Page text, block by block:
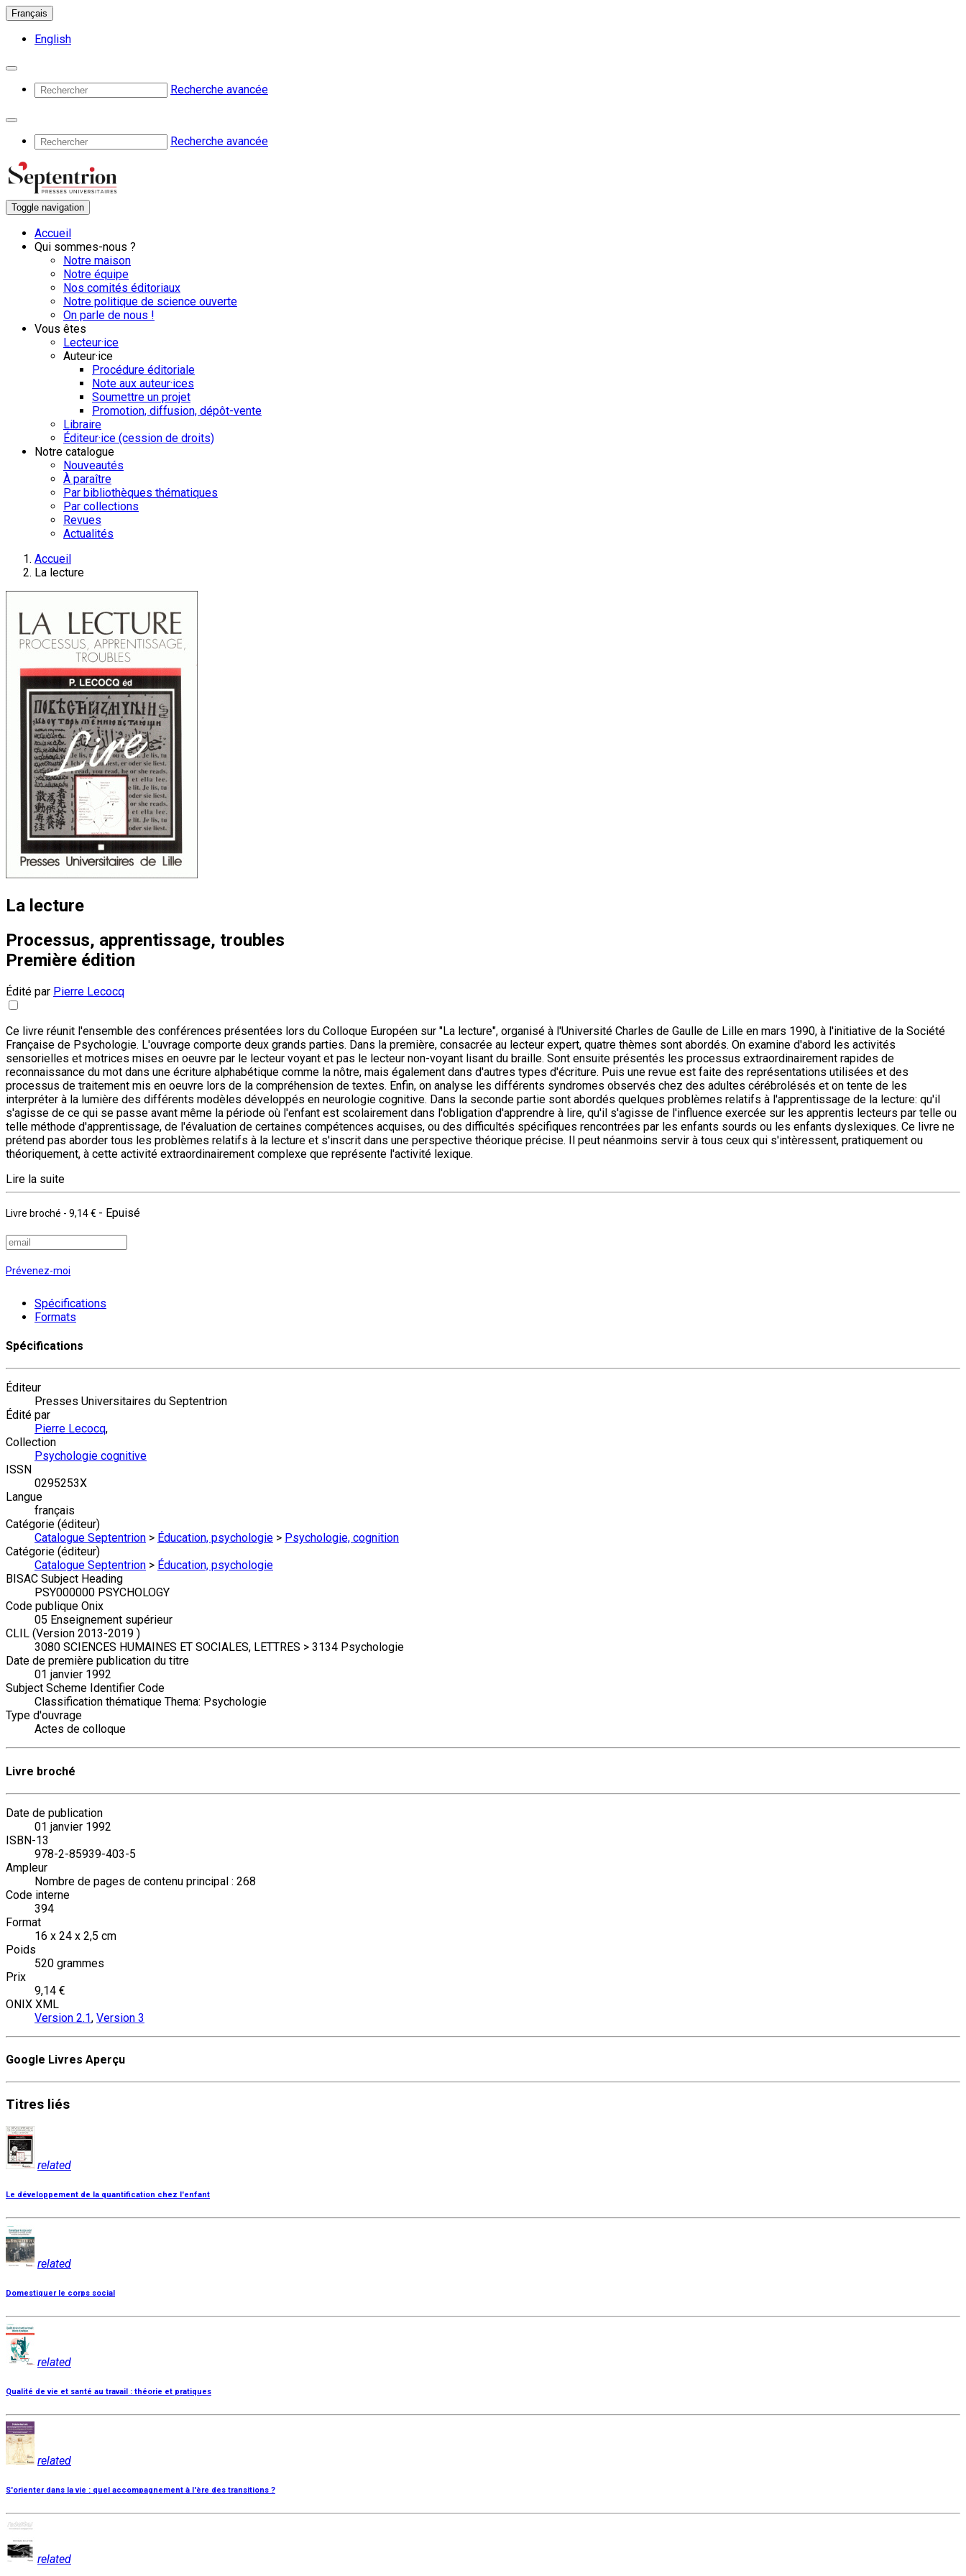
Français
English
Recherche avancée
Recherche avancée
Toggle navigation
Accueil
Qui sommes-nous ?
Notre maison
Notre équipe
Nos comités éditoriaux
Notre politique de science ouverte
On parle de nous !
Vous êtes
Lecteur·ice
Auteur·ice
Procédure éditoriale
Note aux auteur·ices
Soumettre un projet
Promotion, diffusion, dépôt-vente
Libraire
Éditeur·ice (cession de droits)
Notre catalogue
Nouveautés
À paraître
Par bibliothèques thématiques
Par collections
Revues
Actualités
Accueil
La lecture
La lecture
Processus, apprentissage, troubles
Première édition
Édité par Pierre Lecocq
Ce livre réunit l'ensemble des conférences présentées lors du Colloque Européen sur "La lecture", organisé à l'Université Charles de Gaulle de Lille en mars 1990, à l'initiative de la Société
Française de Psychologie. L'ouvrage comporte deux grands parties. Dans la première, consacrée au lecteur expert, quatre thèmes sont abordés. On examine d'abord les activités
sensorielles et motrices mises en oeuvre par le lecteur voyant et pas le lecteur non-voyant lisant du braille. Sont ensuite présentés les processus extraordinairement rapides de
reconnaissance du mot dans une écriture alphabétique comme la nôtre, mais également dans d'autres types d'écriture. Puis une revue est faite des représentations utilisées et des
processus de traitement mis en oeuvre lors de la compréhension de textes. Enfin, on analyse les différents syndromes observés chez des adultes cérébrolésés et on tente de les
interpréter à la lumière des différents modèles développés en neurologie cognitive. Dans la seconde partie sont abordés quelques problèmes relatifs à l'apprentissage de la lecture: qu'il
s'agisse de ce qui se passe avant même la période où l'enfant est scolairement dans l'obligation d'apprendre à lire, qu'il s'agisse de l'influence exercée sur les apprentis lecteurs par telle ou
telle méthode d'apprentissage, de l'évaluation de certaines compétences acquises, ou des difficultés spécifiques rencontrées par les enfants sourds ou les enfants dyslexiques. Ce livre ne
prétend pas aborder tous les problèmes relatifs à la lecture et s'inscrit dans une perspective théorique précise. Il peut néanmoins servir à tous ceux qui s'intèressent, pratiquement ou
théoriquement, à cette activité extraordinairement complexe que représente l'activité lexique.
Lire la suite
Livre broché - 9,14 € - Epuisé
Prévenez-moi
Spécifications
Formats
Spécifications
Éditeur
Presses Universitaires du Septentrion
Édité par
Pierre Lecocq,
Collection
Psychologie cognitive
ISSN
0295253X
Langue
français
Catégorie (éditeur)
Catalogue Septentrion > Éducation, psychologie > Psychologie, cognition
Catégorie (éditeur)
Catalogue Septentrion > Éducation, psychologie
BISAC Subject Heading
PSY000000 PSYCHOLOGY
Code publique Onix
05 Enseignement supérieur
CLIL (Version 2013-2019 )
3080 SCIENCES HUMAINES ET SOCIALES, LETTRES > 3134 Psychologie
Date de première publication du titre
01 janvier 1992
Subject Scheme Identifier Code
Classification thématique Thema: Psychologie
Type d'ouvrage
Actes de colloque
Livre broché
Date de publication
01 janvier 1992
ISBN-13
978-2-85939-403-5
Ampleur
Nombre de pages de contenu principal : 268
Code interne
394
Format
16 x 24 x 2,5 cm
Poids
520 grammes
Prix
9,14 €
ONIX XML
Version 2.1, Version 3
Google Livres Aperçu
Titres liés
related
Le développement de la quantification chez l'enfant
related
Domestiquer le corps social
related
Qualité de vie et santé au travail : théorie et pratiques
related
S'orienter dans la vie : quel accompagnement à l'ère des transitions ?
related